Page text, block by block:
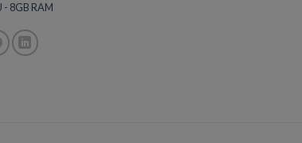
- 8GB RAM